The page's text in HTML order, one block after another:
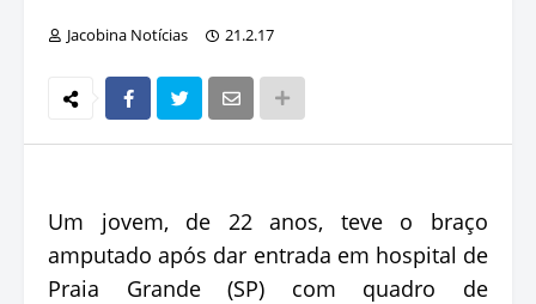
Jacobina Notícias 21.2.17
Um jovem, de 22 anos, teve o braço
amputado após dar entrada em hospital de
Praia Grande (SP) com quadro de